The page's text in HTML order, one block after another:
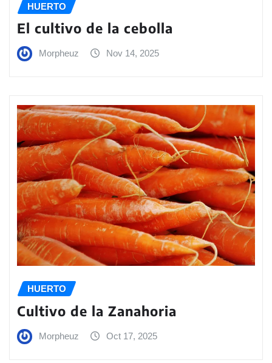
HUERTO
El cultivo de la cebolla
Morpheuz Nov 14, 2025
HUERTO
Cultivo de la Zanahoria
Morpheuz Oct 17, 2025